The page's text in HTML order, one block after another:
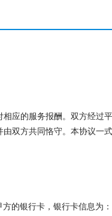
的服务报酬。双方经过
由双方共同恪守。本协议一
银行卡，银行卡信息为：